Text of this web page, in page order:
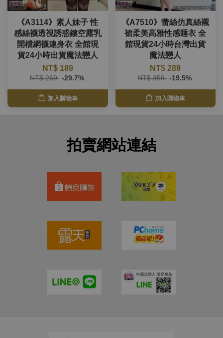
《A3114》素人妹子 性
感絲襪透視誘惑鏤空露乳
開檔網襪連身衣 全館現
貨24小時出貨魔法戀人
NT$ 189
NT$ 269 -29.7%
加入購物車
《A7510》蕾絲仿真絲襯
裙柔美高雅性感睡衣 全
館現貨24小時台灣出貨
魔法戀人
NT$ 289
NT$ 359 -19.5%
加入購物車
拍賣網站連結